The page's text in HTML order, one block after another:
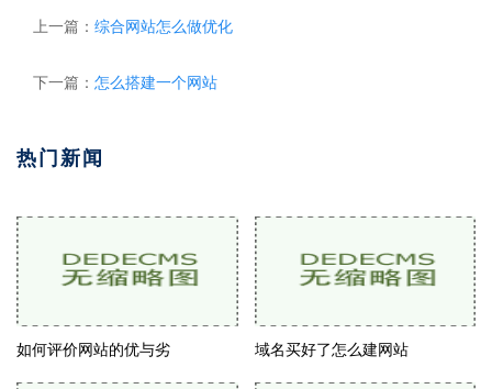
上一篇： 综合网站怎么做优化
下一篇： 怎么搭建一个网站
热门新闻
如何评价网站的优与劣 域名买好了怎么建网站